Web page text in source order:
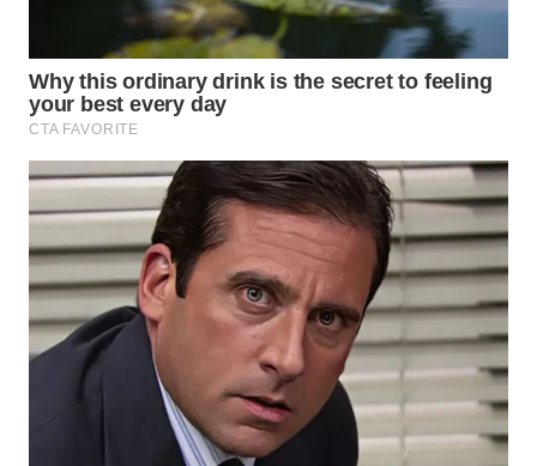
WN
TANJUNG
WN
WN
SIMALUNGUN